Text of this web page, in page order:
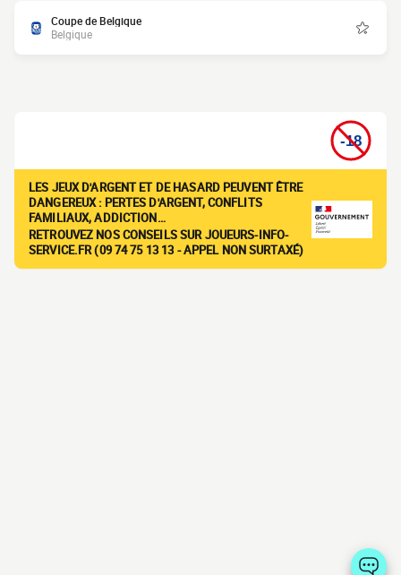
Coupe de Belgique
Belgique
LES JEUX D'ARGENT ET DE HASARD PEUVENT ÊTRE
DANGEREUX : PERTES D'ARGENT, CONFLITS
FAMILIAUX, ADDICTION…
RETROUVEZ NOS CONSEILS SUR JOUEURS-INFO-
SERVICE.FR (09 74 75 13 13 - APPEL NON SURTAXÉ)